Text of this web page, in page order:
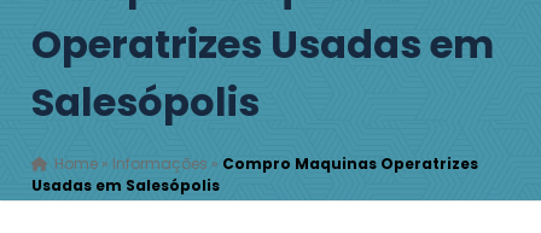
Operatrizes Usadas em
Salesópolis
Home » Informações » Compro Maquinas Operatrizes
Usadas em Salesópolis